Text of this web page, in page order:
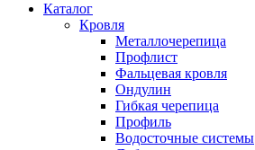
Каталог
Кровля
Металлочерепица
Профлист
Фальцевая кровля
Ондулин
Гибкая черепица
Профиль
Водосточные системы